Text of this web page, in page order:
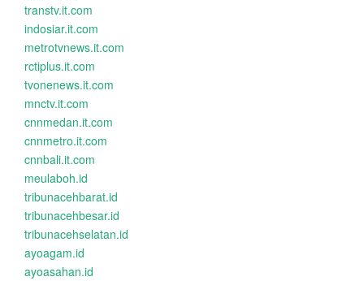
transtv.it.com
indosiar.it.com
metrotvnews.it.com
rctiplus.it.com
tvonenews.it.com
mnctv.it.com
cnnmedan.it.com
cnnmetro.it.com
cnnbali.it.com
meulaboh.id
tribunacehbarat.id
tribunacehbesar.id
tribunacehselatan.id
ayoagam.id
ayoasahan.id